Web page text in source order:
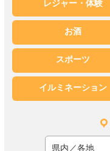
レジャー・体験
お酒
スポーツ
イルミネーション